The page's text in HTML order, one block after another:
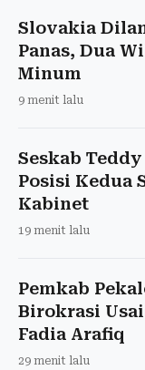
Slovakia
Panas, Dua
Minum
9 menit lalu
Seskab
Posisi Kedua
Kabinet
19 menit lalu
Pemkab
Birokrasi
Fadia Arafiq
29 menit lalu